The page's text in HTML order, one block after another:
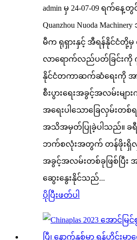
admin မှ 24-07-09 ရက်နေ့တွ
Quanzhou Nuoda
မီက ရုရှားနှင့် အီရန်နိုင်ငံတို့မှ
လာရောက်လည်ပတ်ခြင်းကို ဂု
နိုင်ငံတကာဆက်ဆံရေးကို အာ
စီးပွားရေးအခွင့်အလမ်းမျာ
အရေးပါသောခြေလှမ်းတစ်
အသိအမှတ်ပြုခဲ့ပါသည်။ ခ
ဘက်စလုံးအတွက် တန်ဖိုး
အခွင့်အလမ်းတစ်ခုဖြစ်ပြီး
ဆွေးနွေးနိုင်သည်...
ပိုပြီးဖတ်ပါ